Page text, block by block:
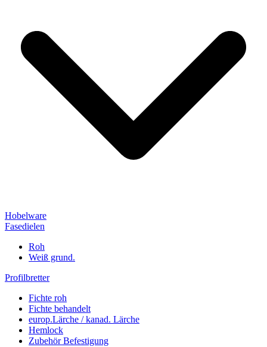
Hobelware
Fasedielen
Roh
Weiß grund.
Profilbretter
Fichte roh
Fichte behandelt
europ.Lärche / kanad. Lärche
Hemlock
Zubehör Befestigung